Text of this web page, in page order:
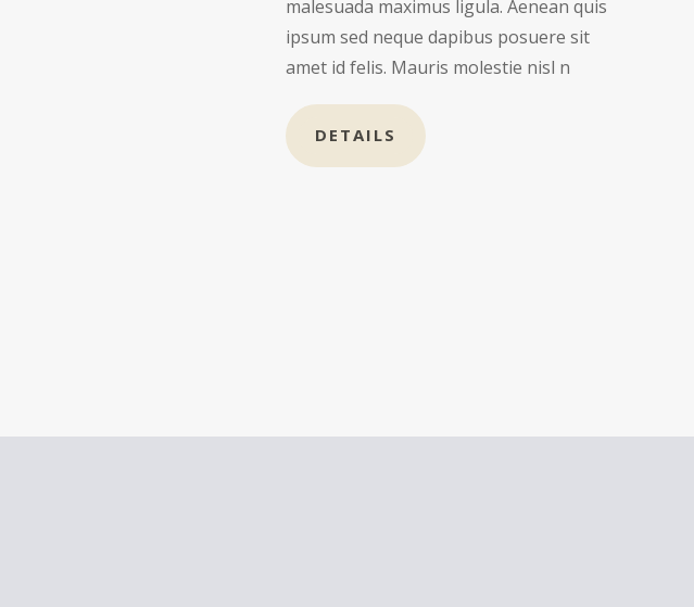
malesuada maximus ligula. Aenean quis
ipsum sed neque dapibus posuere sit
amet id felis. Mauris molestie nisl n
DETAILS